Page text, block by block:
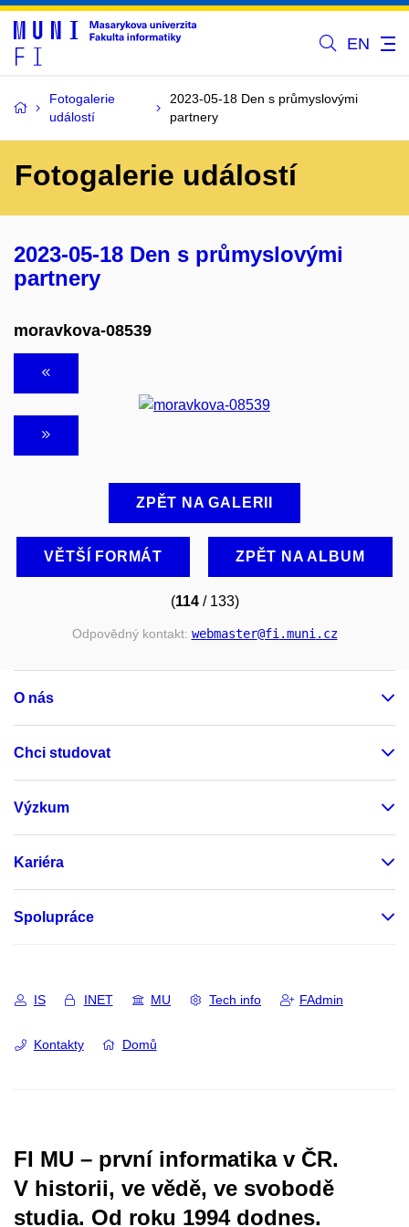
EN
Fotogalerie
událostí
2023-05-18 Den s průmyslovými
partnery
Fotogalerie událostí
2023-05-18 Den s průmyslovými
partnery
moravkova-08539
ZPĚT NA GALERII
VĚTŠÍ FORMÁT ZPĚT NA ALBUM
(114/ 133)
Odpovědný kontakt: webmaster@fi.muni.cz
O nás
Chci studovat
Výzkum
Kariéra
Spolupráce
IS INET MU Tech info FAdmin
Kontakty Domů
FI MU – první informatika v ČR.
V historii, ve vědě, ve svobodě
studia. Od roku 1994 dodnes.